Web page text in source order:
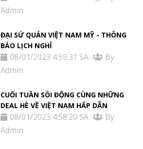
Admin
ĐẠI SỨ QUÁN VIỆT NAM MỸ - THÔNG
BÁO LỊCH NGHỈ
08/01/2023 4:59:31 SA
By
Admin
CUỐI TUẦN SÔI ĐỘNG CÙNG NHỮNG
DEAL HÈ VỀ VIỆT NAM HẤP DẪN
08/01/2023 4:58:20 SA
By
Admin